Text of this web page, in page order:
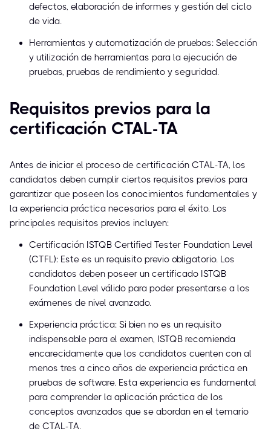
defectos, elaboración de informes y gestión del ciclo
de vida.
Herramientas y automatización de pruebas: Selección
y utilización de herramientas para la ejecución de
pruebas, pruebas de rendimiento y seguridad.
Requisitos previos para la
certificación CTAL-TA
Antes de iniciar el proceso de certificación CTAL-TA, los
candidatos deben cumplir ciertos requisitos previos para
garantizar que poseen los conocimientos fundamentales y
la experiencia práctica necesarios para el éxito. Los
principales requisitos previos incluyen:
Certificación ISTQB Certified Tester Foundation Level
(CTFL): Este es un requisito previo obligatorio. Los
candidatos deben poseer un certificado ISTQB
Foundation Level válido para poder presentarse a los
exámenes de nivel avanzado.
Experiencia práctica: Si bien no es un requisito
indispensable para el examen, ISTQB recomienda
encarecidamente que los candidatos cuenten con al
menos tres a cinco años de experiencia práctica en
pruebas de software. Esta experiencia es fundamental
para comprender la aplicación práctica de los
conceptos avanzados que se abordan en el temario
de CTAL-TA.